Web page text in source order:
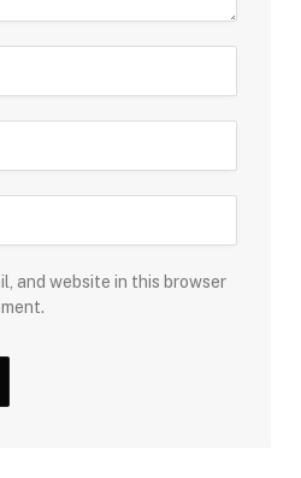
and website in this browser